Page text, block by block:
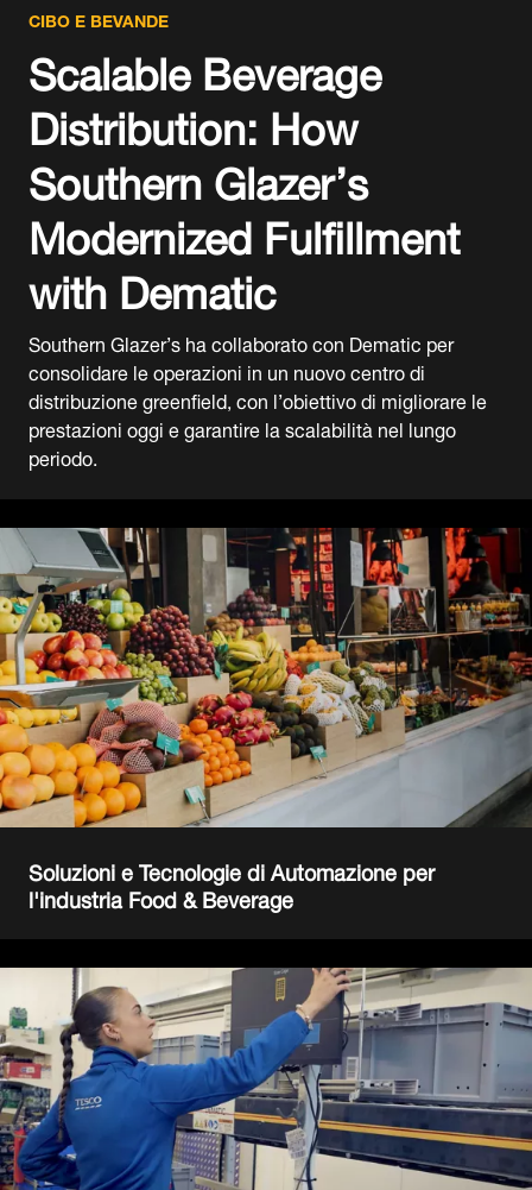
CIBO E BEVANDE
Scalable Beverage
Distribution: How
Southern Glazer’s
Modernized Fulfillment
with Dematic
Southern Glazer’s ha collaborato con Dematic per
consolidare le operazioni in un nuovo centro di
distribuzione greenfield, con l’obiettivo di migliorare le
prestazioni oggi e garantire la scalabilità nel lungo
periodo.
Soluzioni e Tecnologie di Automazione per
l'industria Food & Beverage